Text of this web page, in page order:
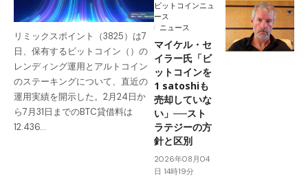
リミックスポイント（3825）は7
日、保有するビットコイン（）の
レンディング運用とアルトコイン
のステーキングについて、直近の
運用実績を開示した。2月24日か
ら7月31日までのBTC貸借料は
12.436…
ビットコインニュ
ース
ニュース
マイケル・セ
イラー氏「ビ
ットコインを
1 satoshiも
売却していな
い」──スト
ラテジーの方
針と区別
2026年08月04
日 14時19分